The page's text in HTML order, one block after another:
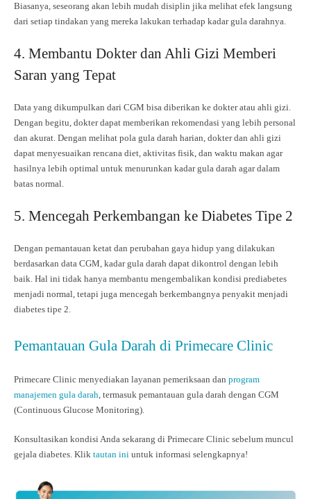
Biasanya, seseorang akan lebih mudah disiplin jika melihat efek langsung
dari setiap tindakan yang mereka lakukan terhadap kadar gula darahnya.
4. Membantu Dokter dan Ahli Gizi Memberi
Saran yang Tepat
Data yang dikumpulkan dari CGM bisa diberikan ke dokter atau ahli gizi.
Dengan begitu, dokter dapat memberikan rekomendasi yang lebih personal
dan akurat. Dengan melihat pola gula darah harian, dokter dan ahli gizi
dapat menyesuaikan rencana diet, aktivitas fisik, dan waktu makan agar
hasilnya lebih optimal untuk menurunkan kadar gula darah agar dalam
batas normal.
5. Mencegah Perkembangan ke Diabetes Tipe 2
Dengan pemantauan ketat dan perubahan gaya hidup yang dilakukan
berdasarkan data CGM, kadar gula darah dapat dikontrol dengan lebih
baik. Hal ini tidak hanya membantu mengembalikan kondisi prediabetes
menjadi normal, tetapi juga mencegah berkembangnya penyakit menjadi
diabetes tipe 2.
Pemantauan Gula Darah di Primecare Clinic
Primecare Clinic menyediakan layanan pemeriksaan dan program
manajemen gula darah, termasuk pemantauan gula darah dengan CGM
(Continuous Glucose Monitoring).
Konsultasikan kondisi Anda sekarang di Primecare Clinic sebelum muncul
gejala diabetes. Klik tautan ini untuk informasi selengkapnya!